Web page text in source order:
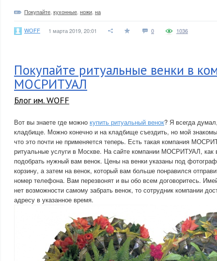
Покупайте кухонные ножи на
WOFF 1 марта 2019, 20:01 0 1036
Покупайте ритуальные венки в
МОСРИТУАЛ
Блог им. WOFF
Вот вы знаете где можно купить ритуальный венок? Я всегда
кладбище. Можно конечно и на кладбище съездить, но мой
что это почти не применяется теперь. Есть такая компания
ритуальные услуги в Москве. На сайте компании МОСРИТУАЛ, как
подобрать нужный вам венок. Цены на венки указаны под
корзину, а затем на венок, который вам больше понравился
номер телефона. Вам перезвонят и вы обо всем договоритесь.
нет возможности самому забрать венок, то сотрудник компании
адресу в указанное время.